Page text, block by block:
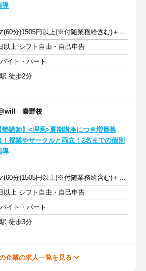
導
1コマ(60分)1505円以上(※付随業務給含む)＋交通費
以上 シフト自由・自己申告
イト・パート
徒歩2分
@will 秦野校
塾講師】<理系>夏期講座につき増員募
！授業やサークルと両立！2名までの個別
導
1コマ(60分)1505円以上(※付随業務給含む)＋交通費
以上 シフト自由・自己申告
イト・パート
徒歩3分
企業の求人一覧を見る